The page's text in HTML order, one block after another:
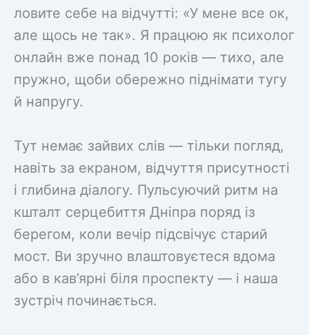
ловите себе на відчутті: «У мене все ок,
але щось не так». Я працюю як психолог
онлайн вже понад 10 років — тихо, але
пружно, щоби обережно піднімати тугу
й напругу.
Тут немає зайвих слів — тільки погляд,
навіть за екраном, відчуття присутності
і глибина діалогу. Пульсуючий ритм на
кшталт серцебиття Дніпра поряд із
берегом, коли вечір підсвічує старий
мост. Ви зручно влаштовуєтеся вдома
або в кав’ярні біля проспекту — і наша
зустріч починається.